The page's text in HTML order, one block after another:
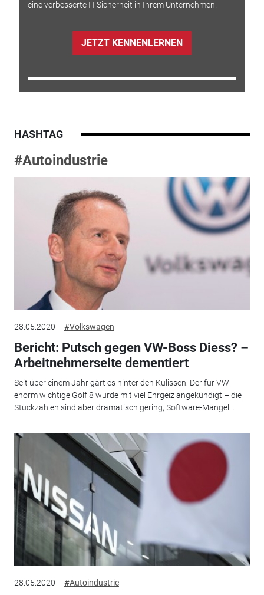
eine verbesserte IT-Sicherheit in Ihrem Unternehmen.
JETZT KENNENLERNEN
HASHTAG
#Autoindustrie
28.05.2020 #Volkswagen
Bericht: Putsch gegen VW-Boss Diess? –
Arbeitnehmerseite dementiert
Seit über einem Jahr gärt es hinter den Kulissen: Der für VW
enorm wichtige Golf 8 wurde mit viel Ehrgeiz angekündigt – die
Stückzahlen sind aber dramatisch gering, Software-Mängel...
28.05.2020 #Autoindustrie